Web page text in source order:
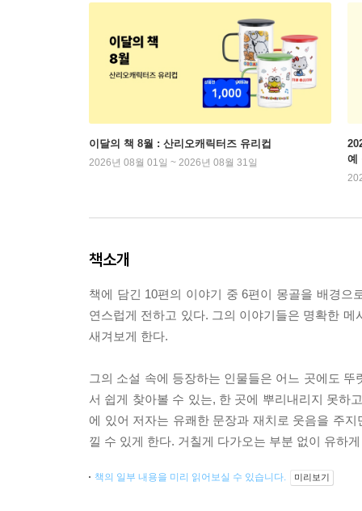
이달의 책 8월 : 산리오캐릭터즈 유리컵
2026년 08월 01일 ~ 2026년 08월 31일
예
책소개
책에 담긴 10편의 이야기 중 6편이 몽골을 배경
연스럽게 전하고 있다. 그의 이야기들은 명확한
새겨보게 한다.
그의 소설 속에 등장하는 인물들은 어느 곳에도
서 쉽게 찾아볼 수 있는, 한 곳에 뿌리내리지 못하
에 있어 저자는 유쾌한 문장과 재치로 웃음을 주
낄 수 있게 한다. 거칠게 다가오는 부분 없이 유하
책의 일부 내용을 미리 읽어보실 수 있습니다. 미리보기